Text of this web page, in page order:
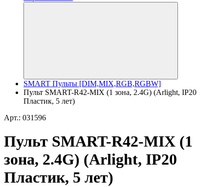
SMART Пульты [DIM,MIX,RGB,RGBW]
Пульт SMART-R42-MIX (1 зона, 2.4G) (Arlight, IP20
Пластик, 5 лет)
Арт.: 031596
Пульт SMART-R42-MIX (1
зона, 2.4G) (Arlight, IP20
Пластик, 5 лет)